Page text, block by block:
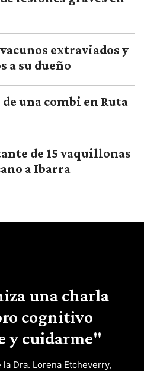
extraviados y
a su dueño
una combi en Ruta
de 15 vaquillonas
a Ibarra
una charla
cognitivo
y cuidarme"
Dra. Lorena Etcheverry,